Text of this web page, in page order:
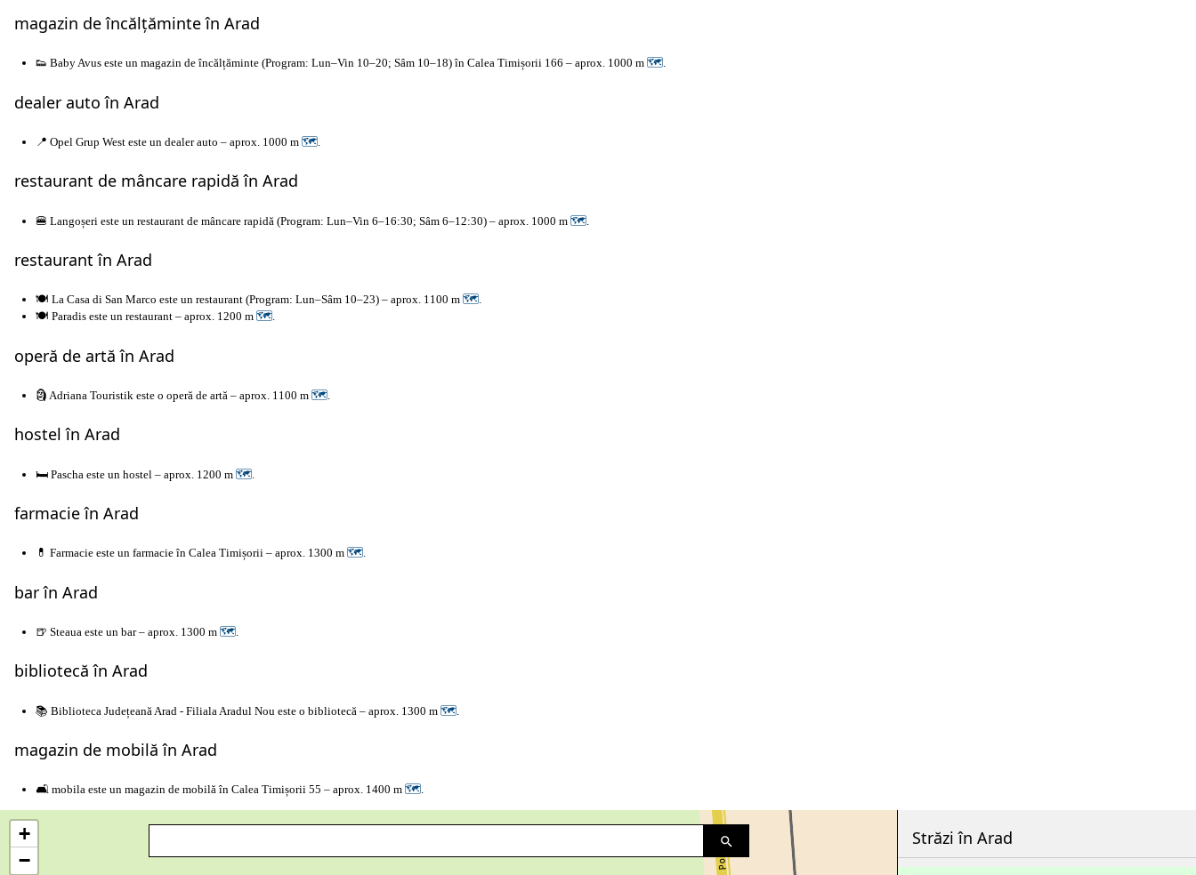
magazin de încălțăminte în Arad
👟 Baby Avus este un magazin de încălțăminte (Program: Lun–Vin 10–20; Sâm 10–18) în Calea Timișorii 166 – aprox. 1000 m 🗺.
dealer auto în Arad
📍 Opel Grup West este un dealer auto – aprox. 1000 m 🗺.
restaurant de mâncare rapidă în Arad
🍔 Langoșeri este un restaurant de mâncare rapidă (Program: Lun–Vin 6–16:30; Sâm 6–12:30) – aprox. 1000 m 🗺
restaurant în Arad
🍽️ La Casa di San Marco este un restaurant (Program: Lun–Sâm 10–23) – aprox. 1100 m 🗺.
🍽️ Paradis este un restaurant – aprox. 1200 m 🗺.
operă de artă în Arad
🗿 Adriana Touristik este o operă de artă – aprox. 1100 m 🗺.
hostel în Arad
🛏️ Pascha este un hostel – aprox. 1200 m 🗺
farmacie în Arad
💊 Farmacie este un farmacie în Calea Timișorii – aprox. 1300 m 🗺.
bar în Arad
🍺 Steaua este un bar – aprox. 1300 m 🗺
bibliotecă în Arad
📚 Biblioteca Județeană Arad - Filiala Aradul Nou este o bibliotecă – aprox. 1300 m 🗺
magazin de mobilă în Arad
🛋️ mobila este un magazin de mobilă în Calea Timișorii 55 – aprox. 1400 m 🗺.
+
−
Străzi în Arad